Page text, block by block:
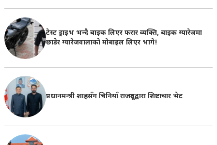
टेस्ट ड्राइभ भन्दै बाइक लिएर फरार व्यक्ति, बाइक ग्यारेजमा
छाडेर ग्यारेजवालाकाे मोबाइल लिएर भागे!
प्रधानमन्त्री शाहसँग चिनियाँ राजदूतद्वारा शिष्टाचार भेट